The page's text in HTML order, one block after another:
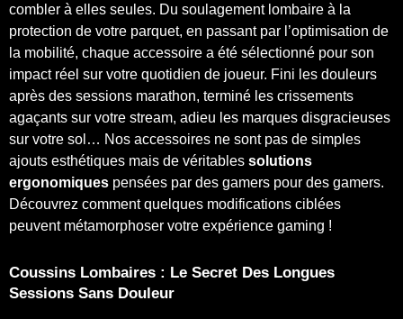
combler à elles seules. Du soulagement lombaire à la
protection de votre parquet, en passant par l’optimisation de
la mobilité, chaque accessoire a été sélectionné pour son
impact réel sur votre quotidien de joueur. Fini les douleurs
après des sessions marathon, terminé les crissements
agaçants sur votre stream, adieu les marques disgracieuses
sur votre sol… Nos accessoires ne sont pas de simples
ajouts esthétiques mais de véritables solutions
ergonomiques pensées par des gamers pour des gamers.
Découvrez comment quelques modifications ciblées
peuvent métamorphoser votre expérience gaming !
Coussins Lombaires : Le Secret Des Longues
Sessions Sans Douleur